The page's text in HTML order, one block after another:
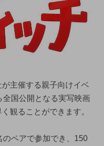
主催する親子向けイベ
国公開となる実写映画
観ることができます。
ペアで参加でき、150